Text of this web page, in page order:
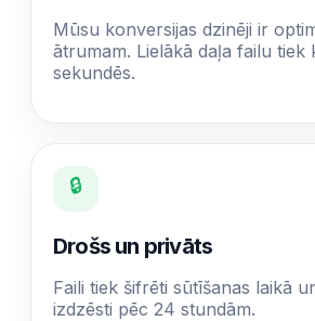
Mūsu konversijas dzinēji ir
ātrumam. Lielākā daļa failu tiek
sekundēs.
🔒
Drošs un privāts
Faili tiek šifrēti sūtīšanas laikā
izdzēsti pēc 24 stundām.